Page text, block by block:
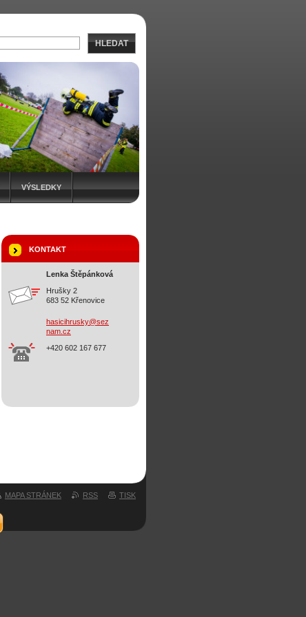
VÝSLEDKY
KONTAKT
Lenka Štěpánková
Hrušky 2
683 52 Křenovice
hasicihrusky@sez
nam.cz
+420 602 167 677
HLEDAT
MAPA STRÁNEK RSS TISK